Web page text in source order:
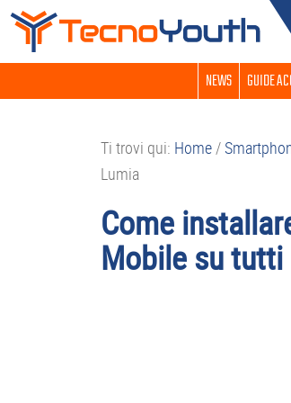
Passa
navigazione
Passa
contenuto
Passa
barra
Passa
piè
NEWS GUIDE
Ti trovi qui: Home/
Lumia
Come
Mobile su tutti